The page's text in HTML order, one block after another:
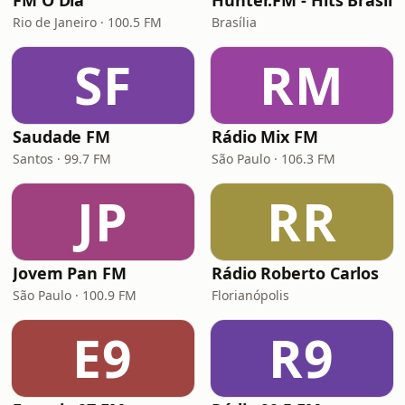
Rio de Janeiro · 100.5 FM Brasília
SF
Saudade FM
Santos · 99.7 FM
RM
Rádio Mix FM
São Paulo · 106.3 FM
JP
Jovem Pan FM
São Paulo · 100.9 FM
RR
Rádio Roberto Carlos
Florianópolis
E9 R9